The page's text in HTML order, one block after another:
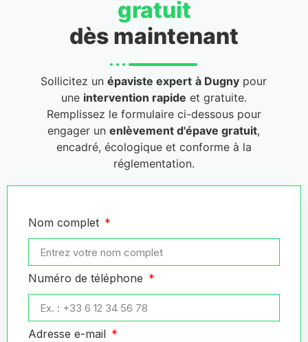
gratuit
dès maintenant
Sollicitez unépaviste expert à Dugny pour
une intervention rapide et gratuite.
Remplissez le formulaire ci-dessous pour
engager unenlèvement d'épave gratuit,
encadré, écologique et conforme à la
réglementation.
Nom complet
Numéro de téléphone
Adresse e-mail